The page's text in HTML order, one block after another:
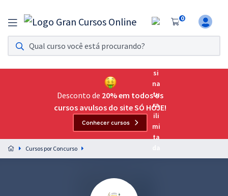
0
Assinatura Ilimitada 11
Acesso a todos os cursos. Teste grátis por 7 dias!
Assinatura OAB Até Passar
Acesso ilimitado a toda preparação para o Exame da
Preparação completa e intensiva para as principais
residências em saúde do Brasil
Desconto de 20% em todos os
cursos avulsos do site SÓ HOJE!
Conhecer cursos
Cursos por Concurso